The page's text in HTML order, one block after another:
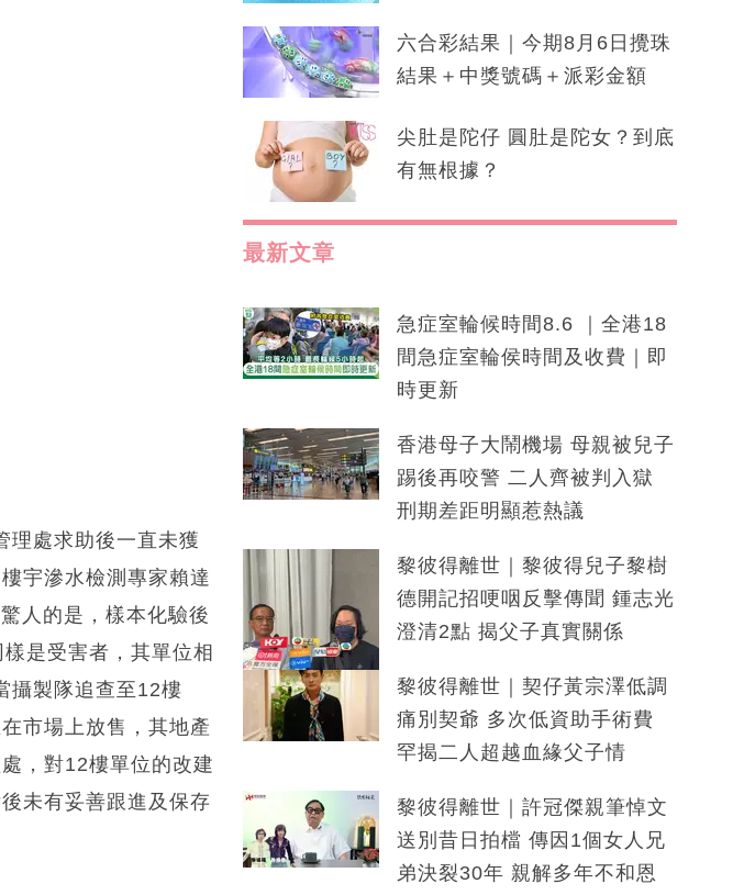
理處求助後一直未獲
宇滲水檢測專家賴達
人的是，樣本化驗後
是受害者，其單位相
攝製隊追查至12樓
市場上放售，其地產
，對12樓單位的改建
未有妥善跟進及保存
六合彩結果｜今期8月6日攪珠
結果＋中獎號碼＋派彩金額
尖肚是陀仔 圓肚是陀女？到底
有無根據？
最新文章
急症室輪候時間8.6 ｜全港18
間急症室輪侯時間及收費｜即
時更新
香港母子大鬧機場 母親被兒子
踢後再咬警 二人齊被判入獄
刑期差距明顯惹熱議
黎彼得離世｜黎彼得兒子黎樹
德開記招哽咽反擊傳聞 鍾志光
澄清2點 揭父子真實關係
黎彼得離世｜契仔黃宗澤低調
痛別契爺 多次低資助手術費
罕揭二人超越血緣父子情
黎彼得離世｜許冠傑親筆悼文
送別昔日拍檔 傳因1個女人兄
弟決裂30年 親解多年不和恩